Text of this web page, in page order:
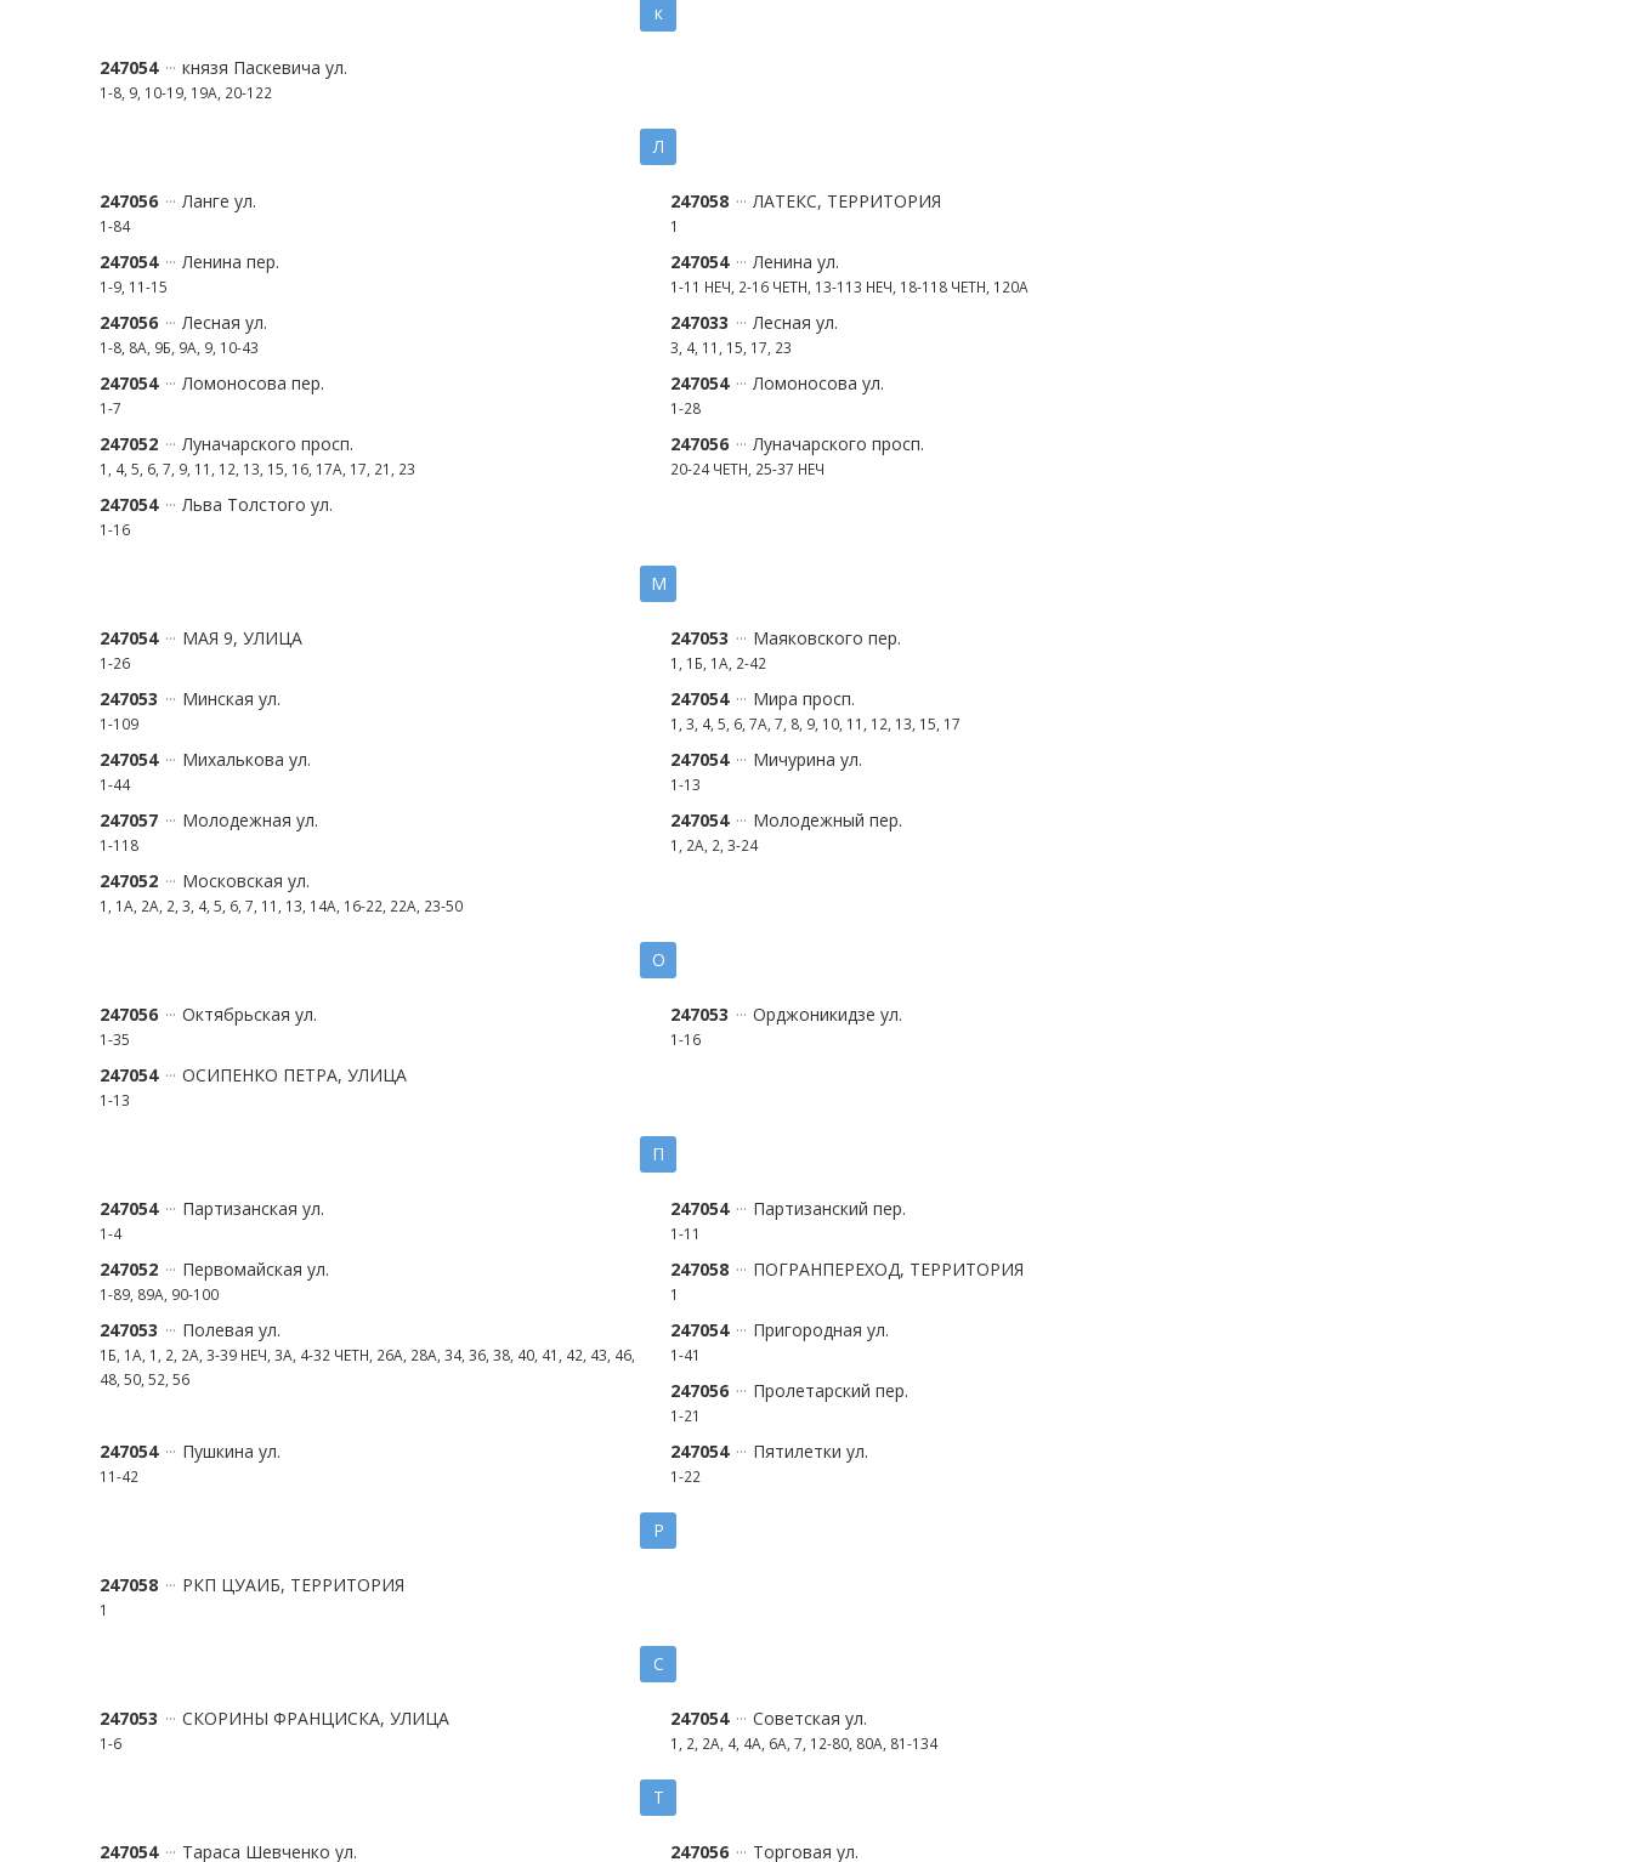
к
247054 князя Паскевича ул.
1-8, 9, 10-19, 19А, 20-122
Л
247056 Ланге ул.
1-84
247058 ЛАТЕКС, ТЕРРИТОРИЯ
1
247054 Ленина пер.
1-9, 11-15
247054 Ленина ул.
1-11 НЕЧ, 2-16 ЧЕТН, 13-113 НЕЧ, 18-118 ЧЕТН, 120А
247056 Лесная ул.
1-8, 8А, 9Б, 9А, 9, 10-43
247033 Лесная ул.
3, 4, 11, 15, 17, 23
247054 Ломоносова пер.
1-7
247054 Ломоносова ул.
1-28
247052 Луначарского просп.
1, 4, 5, 6, 7, 9, 11, 12, 13, 15, 16, 17А, 17, 21, 23
247056 Луначарского просп.
20-24 ЧЕТН, 25-37 НЕЧ
247054 Льва Толстого ул.
1-16
М
247054 МАЯ 9, УЛИЦА
1-26
247053 Маяковского пер.
1, 1Б, 1А, 2-42
247053 Минская ул.
1-109
247054 Мира просп.
1, 3, 4, 5, 6, 7А, 7, 8, 9, 10, 11, 12, 13, 15, 17
247054 Михалькова ул.
1-44
247054 Мичурина ул.
1-13
247057 Молодежная ул.
1-118
247054 Молодежный пер.
1, 2А, 2, 3-24
247052 Московская ул.
1, 1А, 2А, 2, 3, 4, 5, 6, 7, 11, 13, 14А, 16-22, 22А, 23-50
О
247056 Октябрьская ул.
1-35
247053 Орджоникидзе ул.
1-16
247054 ОСИПЕНКО ПЕТРА, УЛИЦА
1-13
П
247054 Партизанская ул.
1-4
247054 Партизанский пер.
1-11
247052 Первомайская ул.
1-89, 89А, 90-100
247058 ПОГРАНПЕРЕХОД, ТЕРРИТОРИЯ
1
247053 Полевая ул.
1Б, 1А, 1, 2, 2А, 3-39 НЕЧ, 3А, 4-32 ЧЕТН, 26А, 28А, 34, 36, 38, 40, 41, 42, 43, 46,
48, 50, 52, 56
247054 Пригородная ул.
1-41
247056 Пролетарский пер.
1-21
247054 Пушкина ул.
11-42
247054 Пятилетки ул.
1-22
Р
247058 РКП ЦУАИБ, ТЕРРИТОРИЯ
1
С
247053 СКОРИНЫ ФРАНЦИСКА, УЛИЦА
1-6
247054 Советская ул.
1, 2, 2А, 4, 4А, 6А, 7, 12-80, 80А, 81-134
Т
247054 Тараса Шевченко ул. 247056 Торговая ул.